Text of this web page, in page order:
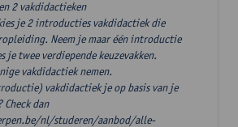
2 vakdidactieken
je 2 introducties vakdidactiek die
Neem je maar één introductie
je twee verdiepende keuzevakken.
vakdidactiek nemen.
vakdidactiek je op basis van je
dan
nl/studeren/aanbod/alle-